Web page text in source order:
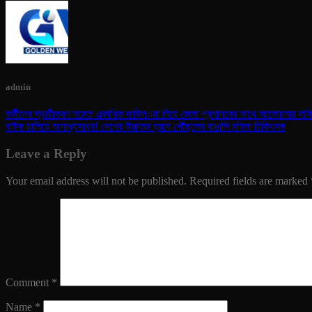
admin
কর্মীদের স্থায়ীকরণ সমেত একাধিক দাবিদাওয়া নিয়ে জেলা প্রশাসনের সাথে আলোচনার দাবি
বাইক চালিয়ে অসাধ্যসাধন! দেশের উচ্চতম হ্রদে পৌঁছলেন বাঙালি মহিলা চিকিৎসক
Leave a Reply
Your email address will not be published. Required fields are marked
Comment *
Name *